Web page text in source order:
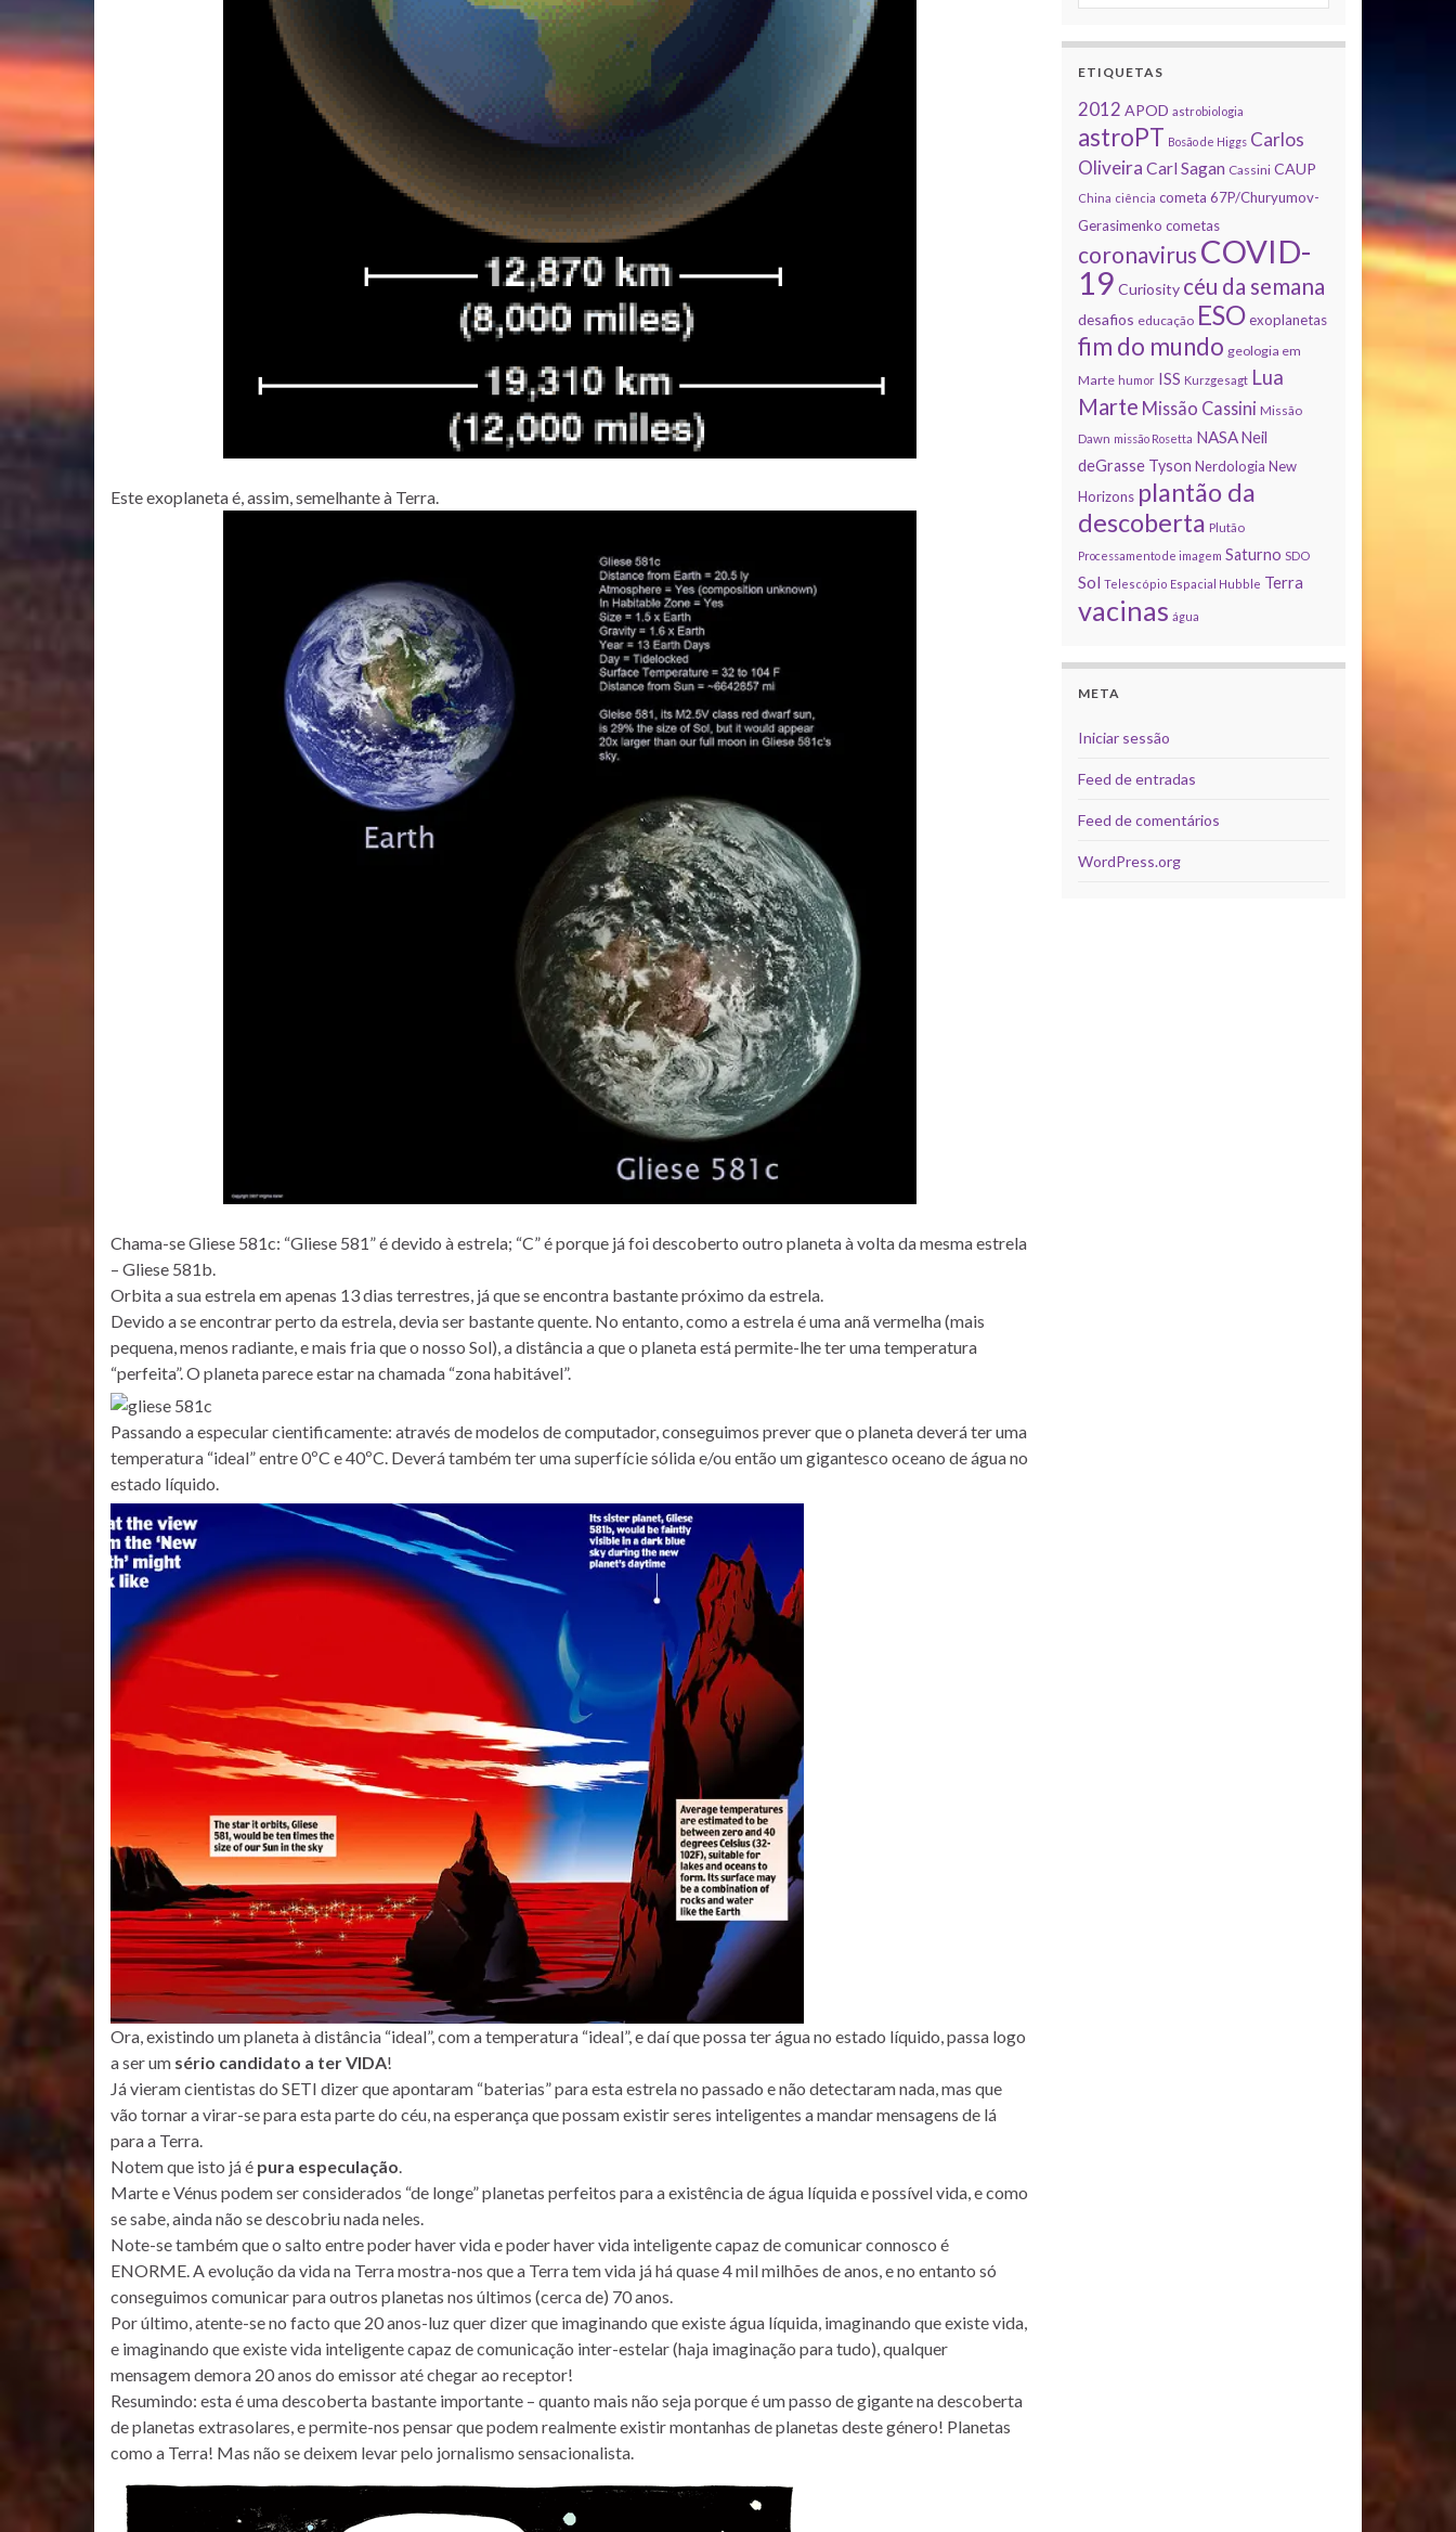
Este exoplaneta é, assim, semelhante à Terra.
Chama-se Gliese 581c: “Gliese 581” é devido à estrela; “C” é porque já foi descoberto outro planeta à volta da mesma estrela
– Gliese 581b.
Orbita a sua estrela em apenas 13 dias terrestres, já que se encontra bastante próximo da estrela.
Devido a se encontrar perto da estrela, devia ser bastante quente. No entanto, como a estrela é uma anã vermelha (mais
pequena, menos radiante, e mais fria que o nosso Sol), a distância a que o planeta está permite-lhe ter uma temperatura
“perfeita”. O planeta parece estar na chamada “zona habitável”.
Passando a especular cientificamente: através de modelos de computador, conseguimos prever que o planeta deverá ter uma
temperatura “ideal” entre 0ºC e 40ºC. Deverá também ter uma superfície sólida e/ou então um gigantesco oceano de água no
estado líquido.
Ora, existindo um planeta à distância “ideal”, com a temperatura “ideal”, e daí que possa ter água no estado líquido, passa logo
a ser um sério candidato a ter VIDA!
Já vieram cientistas do SETI dizer que apontaram “baterias” para esta estrela no passado e não detectaram nada, mas que
vão tornar a virar-se para esta parte do céu, na esperança que possam existir seres inteligentes a mandar mensagens de lá
para a Terra.
Notem que isto já é pura especulação.
Marte e Vénus podem ser considerados “de longe” planetas perfeitos para a existência de água líquida e possível vida, e como
se sabe, ainda não se descobriu nada neles.
Note-se também que o salto entre poder haver vida e poder haver vida inteligente capaz de comunicar connosco é
ENORME. A evolução da vida na Terra mostra-nos que a Terra tem vida já há quase 4 mil milhões de anos, e no entanto só
conseguimos comunicar para outros planetas nos últimos (cerca de) 70 anos.
Por último, atente-se no facto que 20 anos-luz quer dizer que imaginando que existe água líquida, imaginando que existe vida,
e imaginando que existe vida inteligente capaz de comunicação inter-estelar (haja imaginação para tudo), qualquer
mensagem demora 20 anos do emissor até chegar ao receptor!
Resumindo: esta é uma descoberta bastante importante – quanto mais não seja porque é um passo de gigante na descoberta
de planetas extrasolares, e permite-nos pensar que podem realmente existir montanhas de planetas deste género! Planetas
como a Terra! Mas não se deixem levar pelo jornalismo sensacionalista.
ETIQUETAS
2012 APOD astrobiologia
astroPT Bosão de Higgs Carlos
Oliveira Carl Sagan Cassini CAUP
China ciência cometa 67P/Churyumov-
Gerasimenko cometas
coronavirus COVID-
19 Curiosity céu da semana
desafios educação ESO exoplanetas
fim do mundo geologia em
Marte humor ISS Kurzgesagt Lua
Marte Missão Cassini Missão
Dawn missão Rosetta NASA Neil
deGrasse Tyson Nerdologia New
Horizons plantão da
descoberta Plutão
Processamento de imagem Saturno SDO
Sol Telescópio Espacial Hubble Terra
vacinas água
META
Iniciar sessão
Feed de entradas
Feed de comentários
WordPress.org